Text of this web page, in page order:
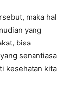
maka hal
yang
bisa
senantiasa
kesehatan kita